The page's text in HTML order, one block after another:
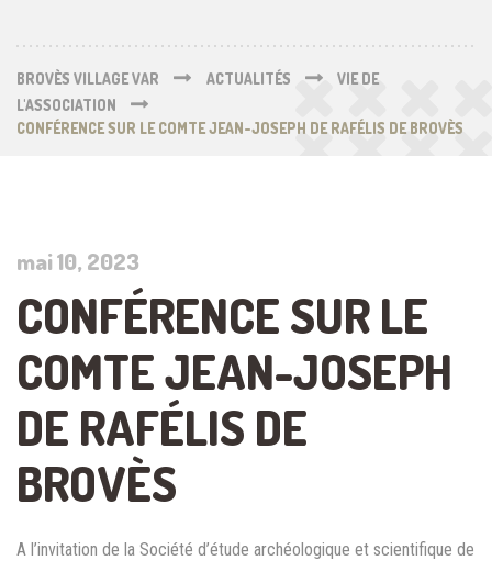
BROVÈS VILLAGE VAR ACTUALITÉS
VIE DE
L'ASSOCIATION
CONFÉRENCE SUR LE COMTE JEAN-JOSEPH DE RAFÉLIS DE BROVÈS
mai 10, 2023
CONFÉRENCE SUR LE
COMTE JEAN-JOSEPH
DE RAFÉLIS DE
BROVÈS
A l’invitation de la Société d’étude archéologique et scientifique de